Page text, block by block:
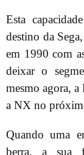
Esta
destino da
em 1990 com
deixar o
mesmo agora, a
a NX no
Quando uma
berra, a sua